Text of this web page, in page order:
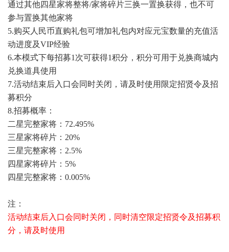
通过其他四星家将整将/家将碎片三换一置换获得，也不可
参与置换其他家将
5.购买人民币直购礼包可增加礼包内对应元宝数量的充值活
动进度及VIP经验
6.本模式下每招募1次可获得1积分，积分可用于兑换商城内
兑换道具使用
7.活动结束后入口会同时关闭，请及时使用限定招贤令及招
募积分
8.招募概率：
二星完整家将：72.495%
三星家将碎片：20%
三星完整家将：2.5%
四星家将碎片：5%
四星完整家将：0.005%
注：
活动结束后入口会同时关闭，同时清空限定招贤令及招募积
分，请及时使用